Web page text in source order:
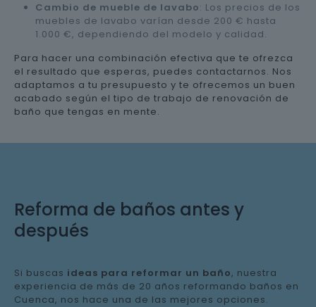
Cambio de mueble de lavabo: Los precios de los
muebles de lavabo varían desde 200 € hasta
1.000 €, dependiendo del modelo y calidad.
Para hacer una combinación efectiva que te ofrezca
el resultado que esperas, puedes contactarnos. Nos
adaptamos a tu presupuesto y te ofrecemos un buen
acabado según el tipo de trabajo de renovación de
baño que tengas en mente.
Reforma de baños antes y
después
Si buscas ideas para reformar un baño, nuestra
experiencia de más de 20 años reformando baños en
Cuenca, nos hace una de las mejores opciones.